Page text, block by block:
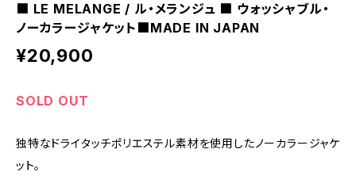
■ LE MELANGE / ル・メランジュ ■ ウォッシャブル・
ノーカラージャケット■MADE IN JAPAN
¥20,900
SOLD OUT
独特なドライタッチポリエステル素材を使用したノーカラージャケ
ット。